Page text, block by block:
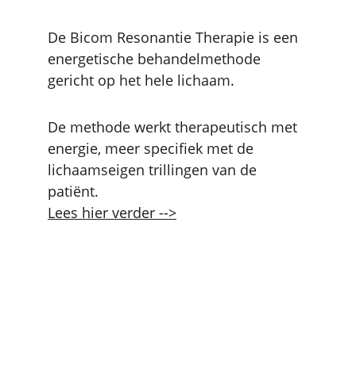
De Bicom Resonantie Therapie is een
energetische behandelmethode
gericht op het hele lichaam.
De methode werkt therapeutisch met
energie, meer specifiek met de
lichaamseigen trillingen van de
patiënt.
Lees hier verder -->